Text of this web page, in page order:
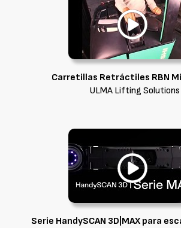
Carretillas Retráctiles RBN
ULMA Lifting Solutions
Serie HandySCAN 3D|MAX para